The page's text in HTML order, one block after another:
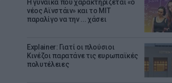
Η γυναίκα που χαρακτηρίζεται «ο
νέος Αϊνστάιν» και το MIT
παραλίγο να την ... χάσει
Explainer: Γιατί οι πλούσιοι
Κινέζοι παρατάνε τις ευρωπαϊκές
πολυτέλειες